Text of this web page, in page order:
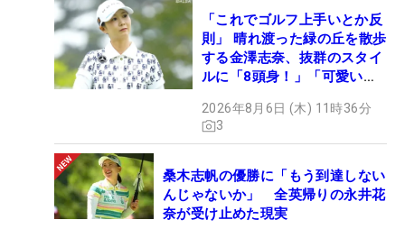
「これでゴルフ上手いとか反
則」 晴れ渡った緑の丘を散歩
する金澤志奈、抜群のスタイ
ルに「8頭身！」「可愛いに
2026年8月6日 (木) 11時36分
3
桑木志帆の優勝に「もう到達しない
んじゃないか」 全英帰りの永井花
奈が受け止めた現実